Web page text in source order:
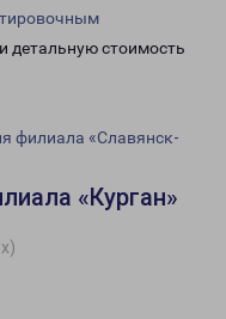
детальную стоимость
филиала «Славянск-
«Курган»